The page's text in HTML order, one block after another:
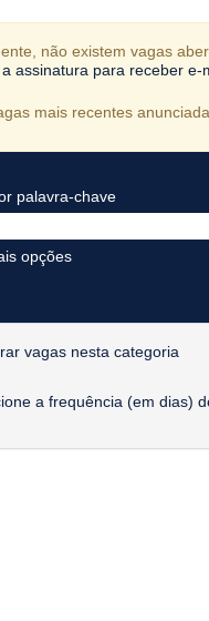
não existem vagas
assinatura para receber
mais recentes
palavra-chave
opções
vagas nesta categoria
a frequência (em dias)